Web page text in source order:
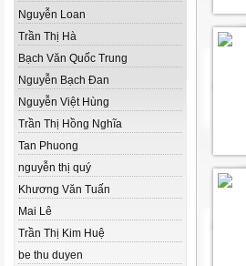
Nguyễn Loan
Trần Thị Hà
Bạch Văn Quốc Trung
Nguyễn Bạch Đan
Nguyễn Việt Hùng
Trần Thị Hồng Nghĩa
Tan Phuong
nguyễn thị quý
Khương Văn Tuấn
Mai Lê
Trần Thị Kim Huệ
be thu duyen